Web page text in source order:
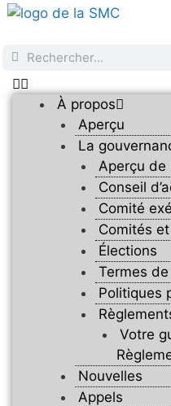
À propos
Aperçu
La
Aperçu de
Conseil
Comité
Comités
Élections
Termes
Politiques
Votre
Nouvelles
Appels